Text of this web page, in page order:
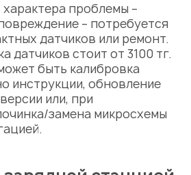
проблемы –
– потребуется
датчиков или ремонт.
датчиков стоит от 3100 тг.
быть калибровка
инструкции, обновление
или, при
замена микросхемы